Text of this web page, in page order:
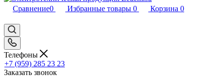
Сравнение0 Избранные товары 0 Корзина 0
Телефоны
+7 (959) 285 23 23
Заказать звонок